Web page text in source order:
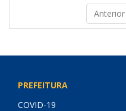
Anterior
PREFEITURA
COVID-19